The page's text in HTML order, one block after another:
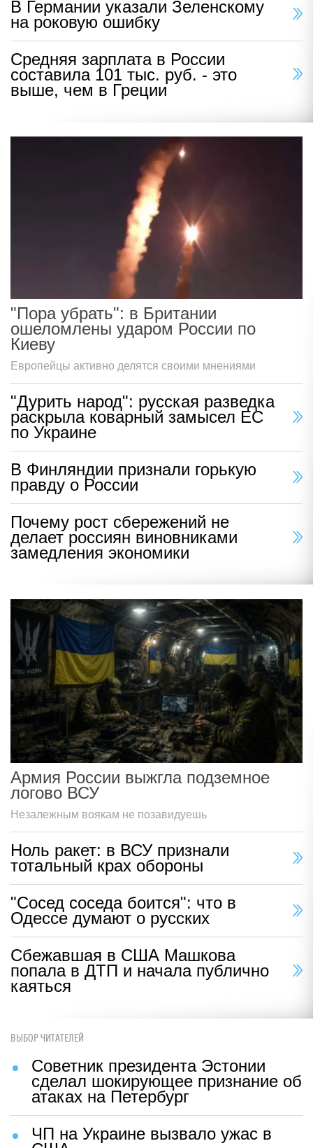
В Германии указали Зеленскому
на роковую ошибку
Средняя зарплата в России
составила 101 тыс. руб. - это
выше, чем в Греции
"Пора убрать": в Британии
ошеломлены ударом России по
Киеву
Европейцы активно делятся своими мнениями
"Дурить народ": русская разведка
раскрыла коварный замысел ЕС
по Украине
В Финляндии признали горькую
правду о России
Почему рост сбережений не
делает россиян виновниками
замедления экономики
Армия России выжгла подземное
логово ВСУ
Незалежным воякам не позавидуешь
Ноль ракет: в ВСУ признали
тотальный крах обороны
"Сосед соседа боится": что в
Одессе думают о русских
Сбежавшая в США Машкова
попала в ДТП и начала публично
каяться
ВЫБОР ЧИТАТЕЛЕЙ
Советник президента Эстонии
сделал шокирующее признание об
атаках на Петербург
ЧП на Украине вызвало ужас в